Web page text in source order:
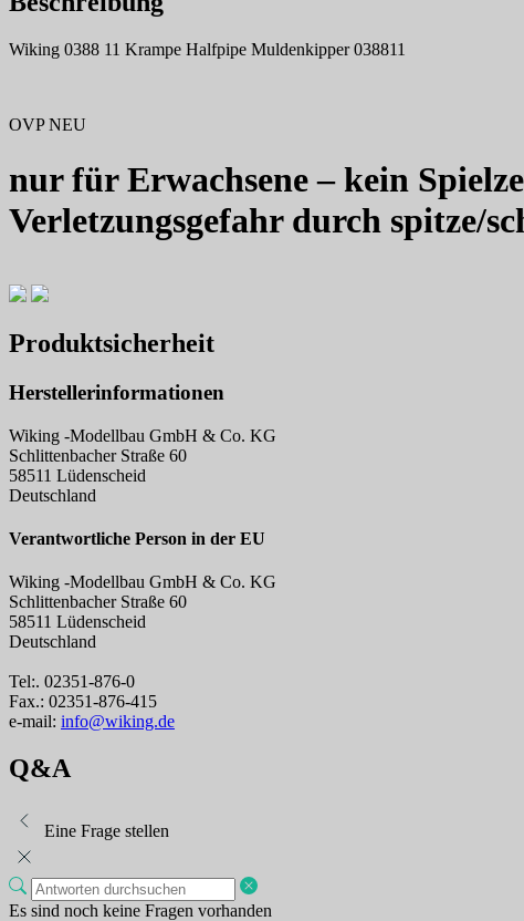
Wiking 0388 11 Krampe Halfpipe Muldenkipper 038811
OVP NEU
nur für Erwachsene – kein
Verletzungsgefahr durch spitze/
Produktsicherheit
Herstellerinformationen
Wiking -Modellbau GmbH & Co. KG
Schlittenbacher Straße 60
58511 Lüdenscheid
Deutschland
Verantwortliche Person in der EU
Wiking -Modellbau GmbH & Co. KG
Schlittenbacher Straße 60
58511 Lüdenscheid
Deutschland
Tel:. 02351-876-0
Fax.: 02351-876-415
e-mail: info@wiking.de
Q&A
Eine Frage stellen
Es sind noch keine Fragen vorhanden